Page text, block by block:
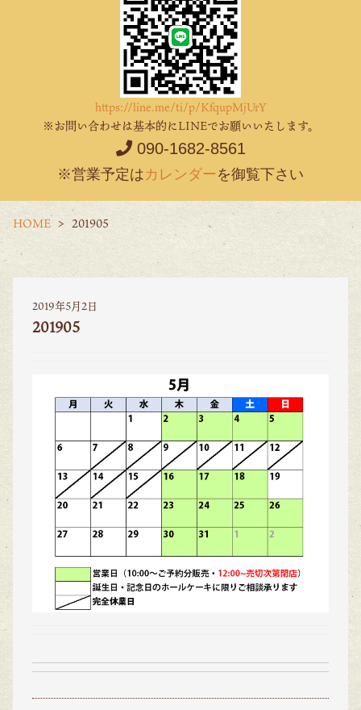
https://line.me/ti/p/KfqupMjUrY
※お問い合わせは基本的にLINEでお願いいたします。
090-1682-8561
※営業予定はカレンダーを御覧下さい
HOME 201905
2019年5月2日
201905